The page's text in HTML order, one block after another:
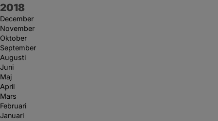
År:
2018
December
November
Oktober
September
Augusti
Juni
Maj
April
Mars
Februari
Januari